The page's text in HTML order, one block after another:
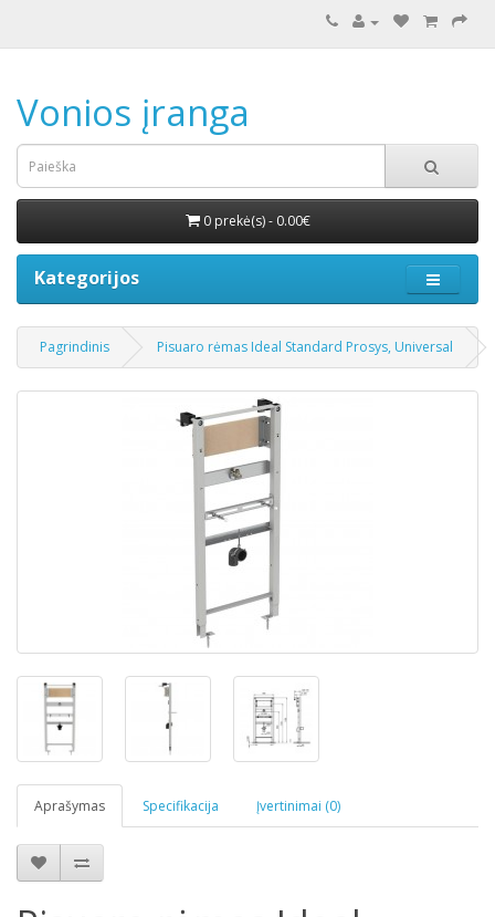
Vonios įranga
0 prekė(s) - 0.00€
Kategorijos
Pagrindinis Pisuaro rėmas Ideal Standard Prosys, Universal
Aprašymas Specifikacija Įvertinimai (0)